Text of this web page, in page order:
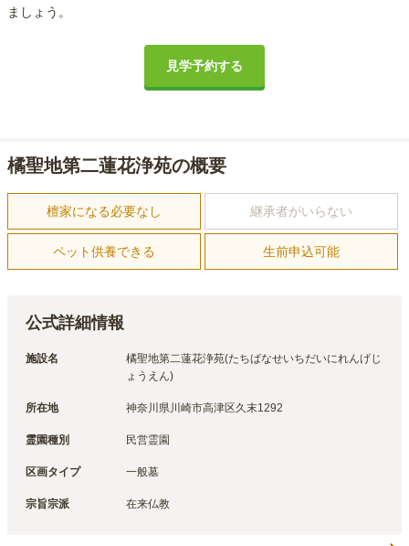
ましょう。
見学予約する
橘聖地第二蓮花浄苑の概要
檀家になる必要なし 継承者がいらない
ペット供養できる 生前申込可能
公式詳細情報
施設名
橘聖地第二蓮花浄苑(たちばなせいちだいにれんげじ
ょうえん)
所在地 神奈川県川崎市高津区久末1292
霊園種別 民営霊園
区画タイプ 一般墓
宗旨宗派 在来仏教